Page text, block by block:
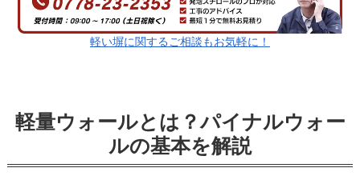
軽い塀に関するご相談もお気軽に！
軽量ウォールとは？パイナルウォー
ルの基本を解説